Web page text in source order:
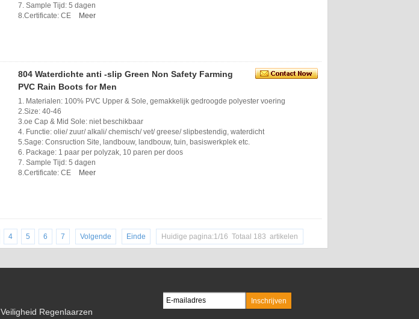
7. Sample Tijd: 5 dagen
8.Certificate: CE
Meer
804 Waterdichte anti -slip Green Non Safety Farming
PVC Rain Boots for Men
1. Materialen: 100% PVC Upper & Sole, gemakkelijk gedroogde polyester voering
2.Size: 40-46
3.oe Cap & Mid Sole: niet beschikbaar
4. Functie: olie/ zuur/ alkali/ chemisch/ vet/ greese/ slipbestendig, waterdicht
5.Sage: Consruction Site, landbouw, landbouw, tuin, basiswerkplek etc.
6. Package: 1 paar per polyzak, 10 paren per doos
7. Sample Tijd: 5 dagen
8.Certificate: CE
Meer
4 5 6 7 Volgende Einde Huidige pagina:1/16 Totaal 183 artikelen
Veiligheid Regenlaarzen